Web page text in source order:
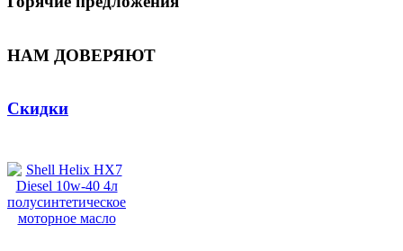
НАМ ДОВЕРЯЮТ
Скидки